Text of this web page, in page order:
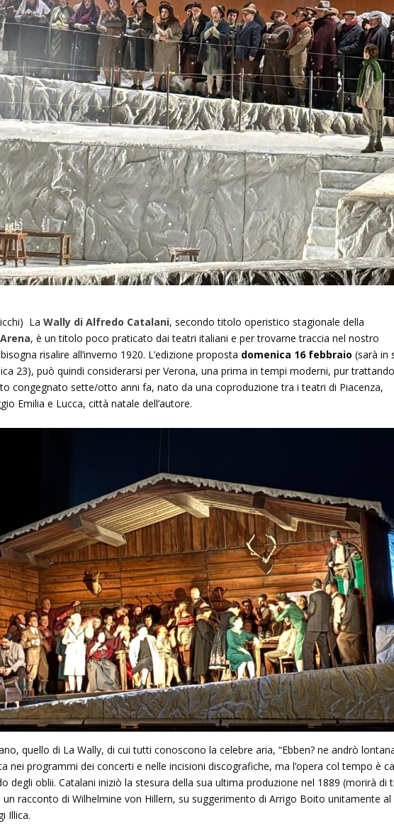
La Wally di Alfredo Catalani, secondo titolo operistico stagionale della
, è un titolo poco praticato dai teatri italiani e per trovarne traccia nel nostro
bisogna risalire all’inverno 1920. L’edizione proposta domenica 16 febbraio (sarà in
23), può quindi considerarsi per Verona, una prima in tempi moderni, pur
congegnato sette/otto anni fa, nato da una coproduzione tra i teatri di Piacenza,
Emilia e Lucca, città natale dell’autore.
quello di La Wally, di cui tutti conoscono la celebre aria, “Ebben? ne andrò
nei programmi dei concerti e nelle incisioni discografiche, ma l’opera col tempo è
degli oblii. Catalani iniziò la stesura della sua ultima produzione nel 1889 (morirà di
un racconto di Wilhelmine von Hillern, su suggerimento di Arrigo Boito unitamente al
Illica.